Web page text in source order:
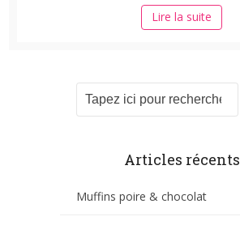
Lire la suite
Articles récents
Muffins poire & chocolat